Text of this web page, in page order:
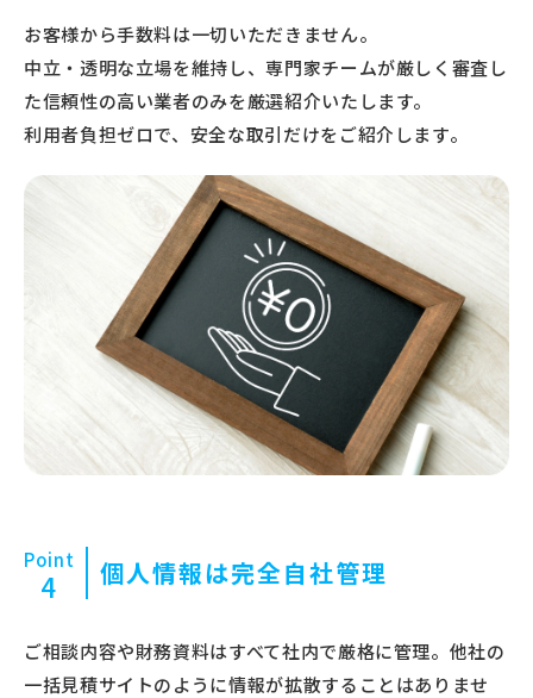
お客様から手数料は一切いただきません。
中立・透明な立場を維持し、専門家チームが厳しく審査し
た信頼性の高い業者のみを厳選紹介いたします。
利用者負担ゼロで、安全な取引だけをご紹介します。
Point
4 個人情報は完全自社管理
ご相談内容や財務資料はすべて社内で厳格に管理。他社の
一括見積サイトのように情報が拡散することはありませ